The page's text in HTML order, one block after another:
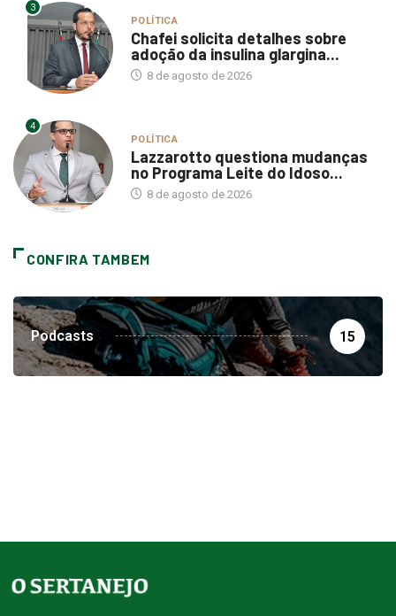
3
POLÍTICA
Chafei solicita detalhes sobre
adoção da insulina glargina...
8 de agosto de 2026
4
POLÍTICA
Lazzarotto questiona mudanças
no Programa Leite do Idoso...
8 de agosto de 2026
CONFIRA TAMBEM
Podcasts 15